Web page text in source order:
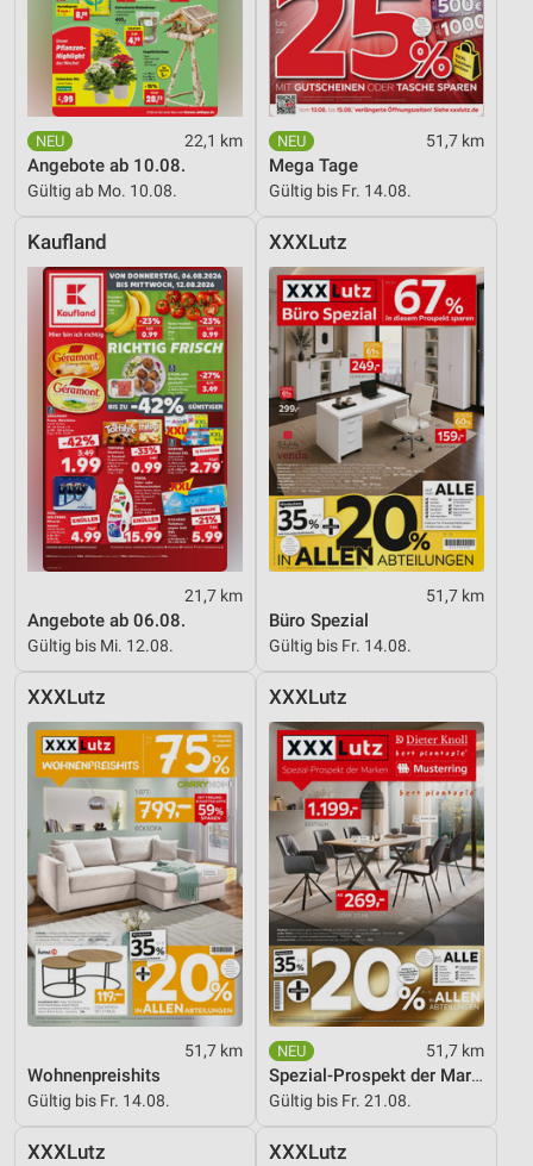
22,1 km
Angebote ab 10.08.
Gültig ab Mo. 10.08.
51,7 km
Mega Tage
Gültig bis Fr. 14.08.
Kaufland
21,7 km
Angebote ab 06.08.
Gültig bis Mi. 12.08.
XXXLutz
51,7 km
Büro Spezial
Gültig bis Fr. 14.08.
XXXLutz
51,7 km
Wohnenpreishits
Gültig bis Fr. 14.08.
XXXLutz
51,7 km
Spezial-Prospekt der Marken
Gültig bis Fr. 21.08.
XXXLutz XXXLutz